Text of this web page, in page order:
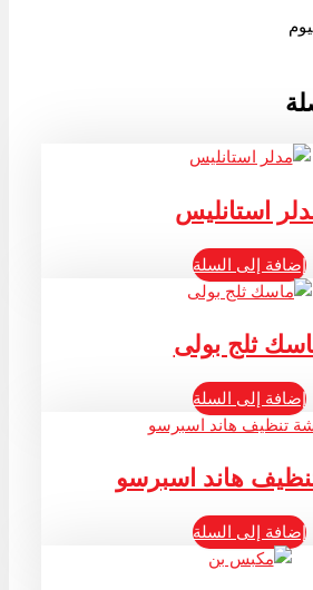
استانليس
إضافة إلى السلة
ثلج بولى
إضافة إلى السلة
هاند اسبرسو
إضافة إلى السلة